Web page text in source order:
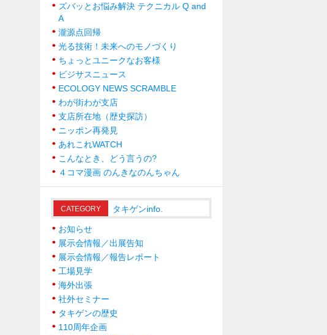
ズバッとお悩み解決 テクニカル Q and
A
瀧源点回帰
光る技術！未来へのモノづくり
ちょっとユニークなお客様
ビジサスニュース
ECOLOGY NEWS SCRAMBLE
わが街わが支店
支店所在地（歴史探訪）
ニッポン再発見
あれこれWATCH
こんなとき、どう言うの?
４コマ漫画 のんきなのんちゃん
CATEGORY タキゲンinfo.
お知らせ
展示会情報／出展告知
展示会情報／報告レポート
工場見学
海外出張
社外セミナー
タキゲンの歴史
110周年企画